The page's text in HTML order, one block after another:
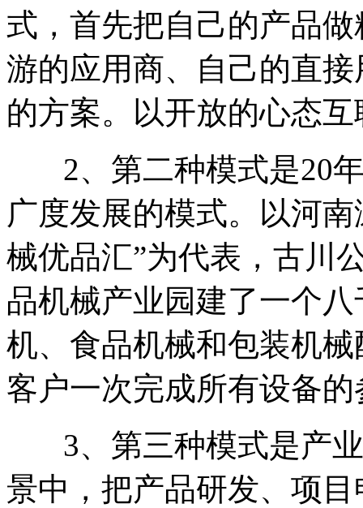
式，首先把自己的产品
游的应用商、自己的直
的方案。以开放的心态
2、第二种模式是20年
广度发展的模式。以河
械优品汇”为代表，古川
品机械产业园建了一个
机、食品机械和包装机
客户一次完成所有设备
3、第三种模式是产业
景中，把产品研发、项